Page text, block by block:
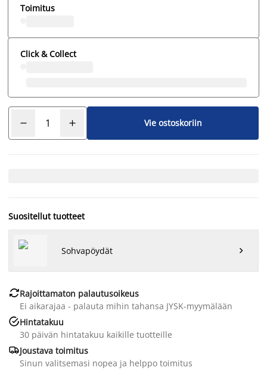
Toimitus
Click & Collect
Vie ostoskoriin
Suositellut tuotteet
Sohvapöydät 
Rajoittamaton palautusoikeus
Ei aikarajaa - palauta mihin tahansa JYSK-myymälään
Hintatakuu
30 päivän hintatakuu kaikille tuotteille
Joustava toimitus
Sinun valitsemasi nopea ja helppo toimitus